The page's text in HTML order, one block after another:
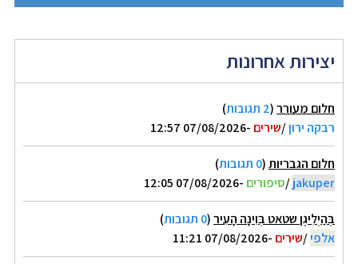
יצירות אחרונות
חלום מעורר(2 תגובות
)
רבקה ירון/שירים -07/08/2026 12:57
חלום הגבריות(0 תגובות
)
jakuper
/סיפורים -07/08/2026 12:05
בְּהַיְלִיגֶן שטאט בְּוִינָה הָעִיר(0 תגובות
)
אלפי/שירים -07/08/2026 11:21